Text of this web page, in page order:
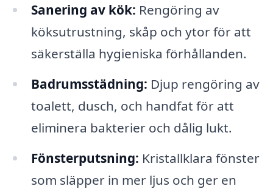
Sanering av kök: Rengöring av
köksutrustning, skåp och ytor för att
säkerställa hygieniska förhållanden.
Badrumsstädning: Djup rengöring av
toalett, dusch, och handfat för att
eliminera bakterier och dålig lukt.
Fönsterputsning: Kristallklara fönster
som släpper in mer ljus och ger en